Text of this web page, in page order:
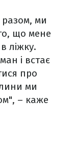
ми
що мене
ліжку.
і встає
про
ми
– каже